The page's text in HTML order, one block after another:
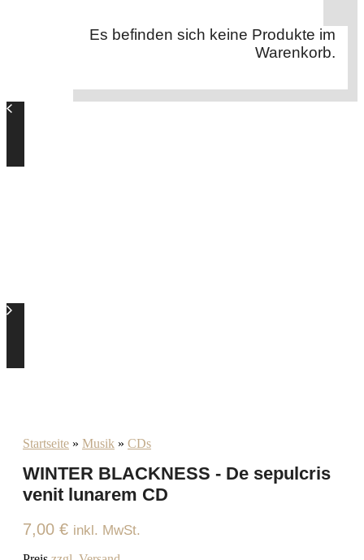
Es befinden sich keine Produkte im
Warenkorb.
Startseite » Musik » CDs
WINTER BLACKNESS - De sepulcris
venit lunarem CD
7,00 € inkl. MwSt.